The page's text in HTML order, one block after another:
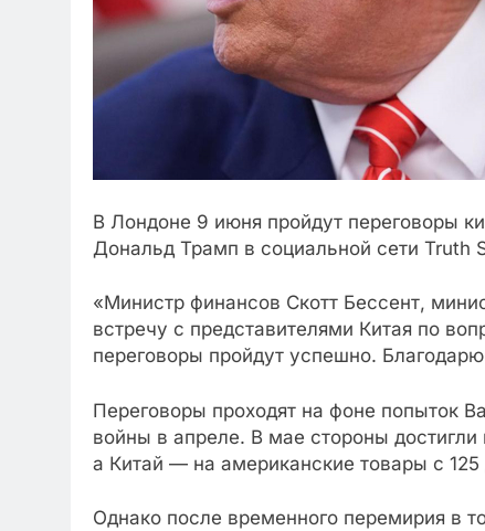
В Лондоне 9 июня пройдут переговоры
Дональд Трамп в социальной сети Truth
«Министр финансов Скотт Бессент,
встречу с представителями Китая по
переговоры пройдут успешно.
Переговоры проходят на фоне попыток
войны в апреле. В мае стороны
а Китай — на американские товары с 125
Однако после временного перемирия в